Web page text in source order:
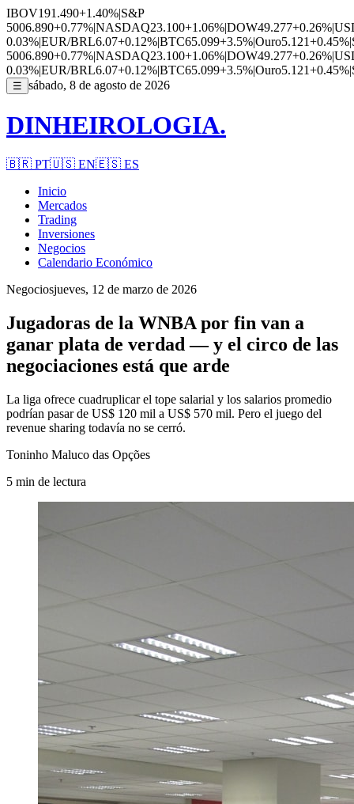
IBOV191.490+1.40%|S&P
5006.890+0.77%|NASDAQ23.100+1.06%|DOW49.277+0.26%|
0.03%|EUR/BRL6.07+0.12%|BTC65.099+3.5%|Ouro5.121+0.45%|
5006.890+0.77%|NASDAQ23.100+1.06%|DOW49.277+0.26%|
0.03%|EUR/BRL6.07+0.12%|BTC65.099+3.5%|Ouro5.121+0.45%|
☰ sábado, 8 de agosto de 2026
DINHEIROLOGIA.
🇧🇷 PT🇺🇸 EN🇪🇸 ES
Inicio
Mercados
Trading
Inversiones
Negocios
Calendario Económico
Negociosjueves, 12 de marzo de 2026
Jugadoras de la WNBA por fin van a
ganar plata de verdad — y el circo de las
negociaciones está que arde
La liga ofrece cuadruplicar el tope salarial y los salarios promedio
podrían pasar de US$ 120 mil a US$ 570 mil. Pero el juego del
revenue sharing todavía no se cerró.
Toninho Maluco das Opções
5 min de lectura